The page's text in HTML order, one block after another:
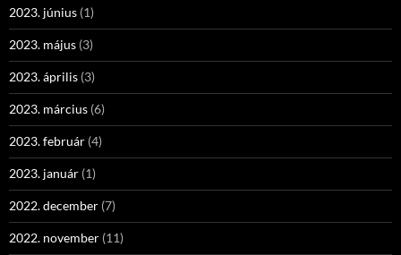
2023. június (1)
2023. május (3)
2023. április (3)
2023. március (6)
2023. február (4)
2023. január (1)
2022. december (7)
2022. november (11)